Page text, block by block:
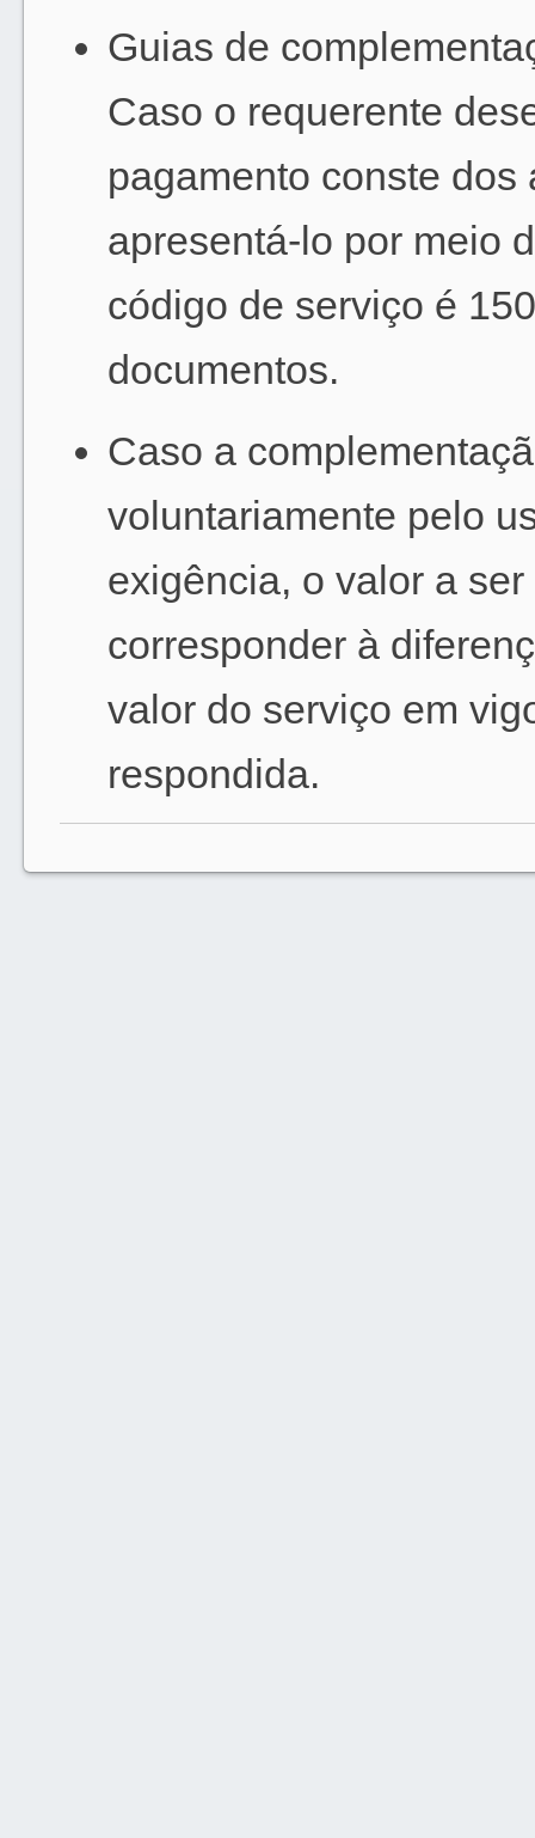
Guias de
Caso o requerente
pagamento conste
apresentá-lo por meio
código de serviço é
documentos.
Caso a
voluntariamente pelo
exigência, o valor a
corresponder à
valor do serviço em
respondida.